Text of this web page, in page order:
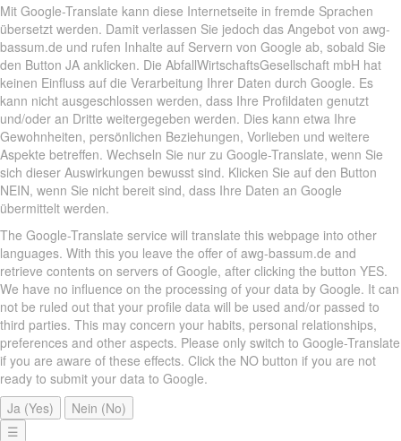
Mit Google-Translate kann diese Internetseite in fremde Sprachen
übersetzt werden. Damit verlassen Sie jedoch das Angebot von awg-
bassum.de und rufen Inhalte auf Servern von Google ab, sobald Sie
den Button JA anklicken. Die AbfallWirtschaftsGesellschaft mbH hat
keinen Einfluss auf die Verarbeitung Ihrer Daten durch Google. Es
kann nicht ausgeschlossen werden, dass Ihre Profildaten genutzt
und/oder an Dritte weitergegeben werden. Dies kann etwa Ihre
Gewohnheiten, persönlichen Beziehungen, Vorlieben und weitere
Aspekte betreffen. Wechseln Sie nur zu Google-Translate, wenn Sie
sich dieser Auswirkungen bewusst sind. Klicken Sie auf den Button
NEIN, wenn Sie nicht bereit sind, dass Ihre Daten an Google
übermittelt werden.
The Google-Translate service will translate this webpage into other
languages. With this you leave the offer of awg-bassum.de and
retrieve contents on servers of Google, after clicking the button YES.
We have no influence on the processing of your data by Google. It can
not be ruled out that your profile data will be used and/or passed to
third parties. This may concern your habits, personal relationships,
preferences and other aspects. Please only switch to Google-Translate
if you are aware of these effects. Click the NO button if you are not
ready to submit your data to Google.
Ja (Yes)
Nein (No)
☰